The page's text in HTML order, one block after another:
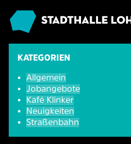
Programm
Übersicht
Ballett & Tanz
Familie
Service
Neuigkeiten
Tickets
Das Haus
Großer Saal
Kafé Klinker
KATEGORIEN
Allgemein
Jobangebote
Kafé Klinker
Neuigkeiten
Straßenbahn